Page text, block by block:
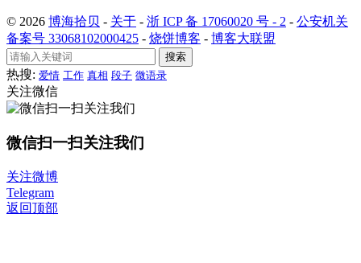
© 2026 博海拾贝 - 关于 - 浙 ICP 备 17060020 号 - 2 - 公安机关
备案号 33068102000425 - 烧饼博客 - 博客大联盟
搜索
热搜: 爱情 工作 真相 段子 微语录
关注微信
微信扫一扫关注我们
关注微博
Telegram
返回顶部